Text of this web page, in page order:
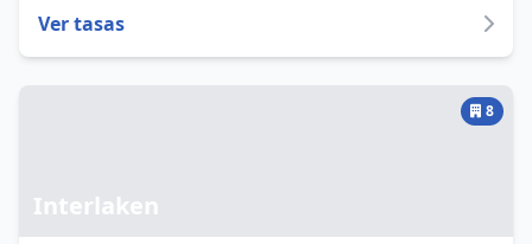
Ver tasas
Interlaken
8